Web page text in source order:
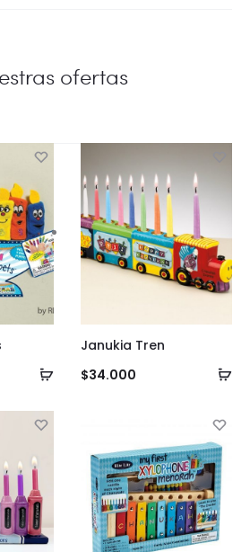
ofertas
Añadir
Janukia Tren
$34.000